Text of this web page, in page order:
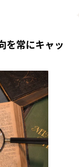
を常にキャッ